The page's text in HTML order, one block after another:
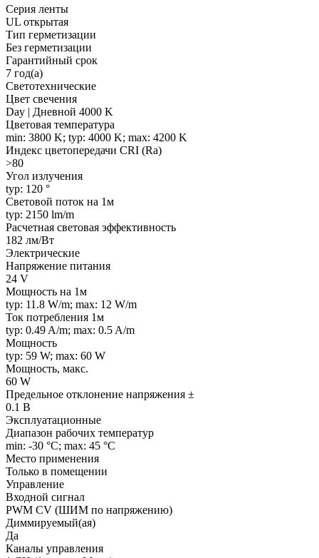
Серия ленты
UL открытая
Тип герметизации
Без герметизации
Гарантийный срок
7 год(а)
Светотехнические
Цвет свечения
Day | Дневной 4000 K
Цветовая температура
min: 3800 K; typ: 4000 K; max: 4200 K
Индекс цветопередачи CRI (Ra)
>80
Угол излучения
typ: 120 °
Световой поток на 1м
typ: 2150 lm/m
Расчетная световая эффективность
182 лм/Вт
Электрические
Напряжение питания
24 V
Мощность на 1м
typ: 11.8 W/m; max: 12 W/m
Ток потребления 1м
typ: 0.49 A/m; max: 0.5 A/m
Мощность
typ: 59 W; max: 60 W
Мощность, макс.
60 W
Предельное отклонение напряжения ±
0.1 В
Эксплуатационные
Диапазон рабочих температур
min: -30 °C; max: 45 °C
Место применения
Только в помещении
Управление
Входной сигнал
PWM СV (ШИМ по напряжению)
Диммируемый(ая)
Да
Каналы управления